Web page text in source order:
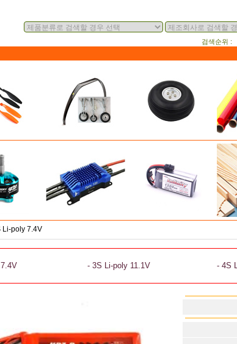
검색순위
Li-poly 7.4V
- 3S Li-poly 11.1V - 4S